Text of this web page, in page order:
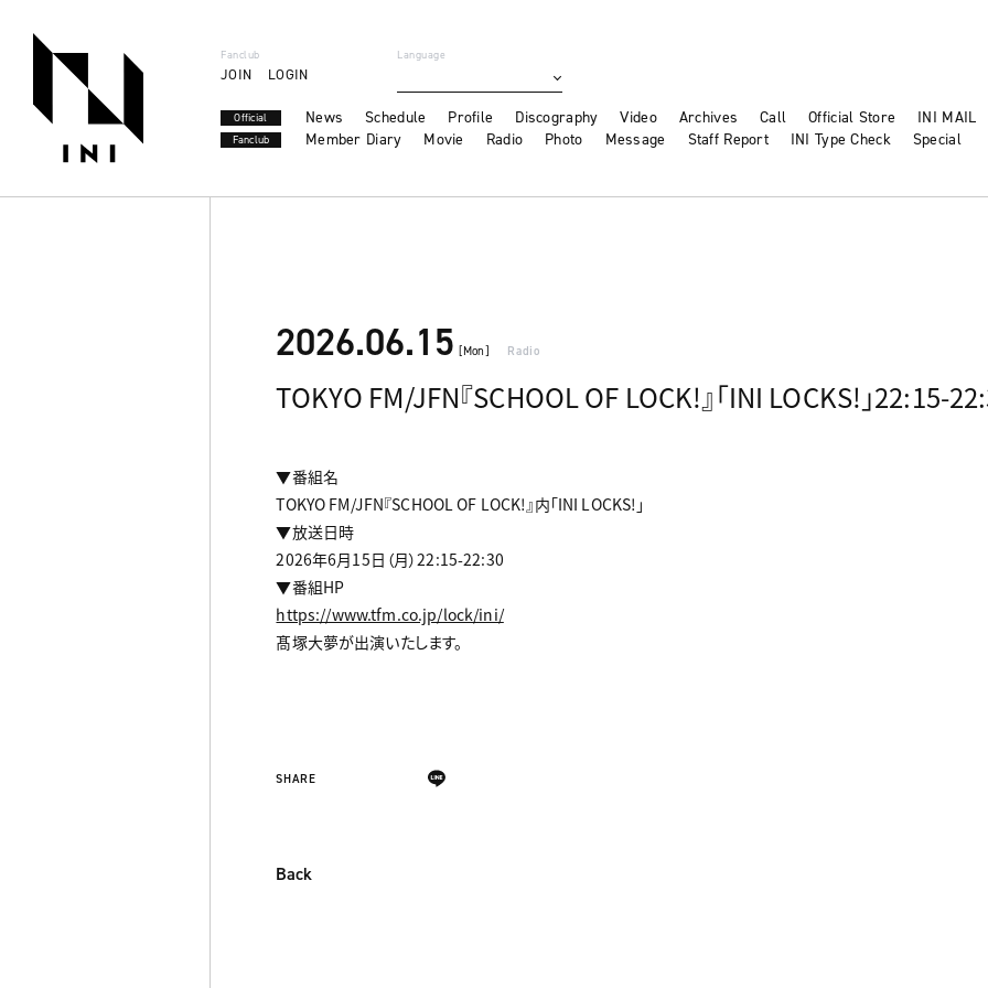
Fanclub
JOIN LOGIN
Language
Official News Schedule Profile Discography Video Archives Call Official Store INI MAIL
Fanclub Member Diary Movie Radio Photo Message Staff Report INI Type Check Special
2026.06.15 [Mon] Radio
TOKYO FM/JFN『SCHOOL OF LOCK!』「INI LOCKS!」22:15-
▼番組名
TOKYO FM/JFN『SCHOOL OF LOCK!』内「INI LOCKS!」
▼放送日時
2026年6月15日（月）22:15-22:30
▼番組HP
https://www.tfm.co.jp/lock/ini/
髙塚大夢が出演いたします。
SHARE
Back